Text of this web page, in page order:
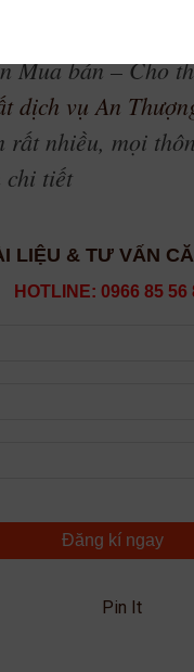
xin mời quý khách
Mua bán – Cho
dịch vụ An
rất nhiều, mọi
chi tiết
LIỆU & TƯ VẤN
HOTLINE: 0966 85 56
Đăng kí ngay
Pin It